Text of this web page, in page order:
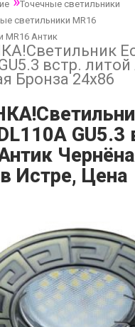
Точечные светильники
светильники MR16
MR16 Антик
встр.
Бронза 24х86
GU5.3
Истре, Цена